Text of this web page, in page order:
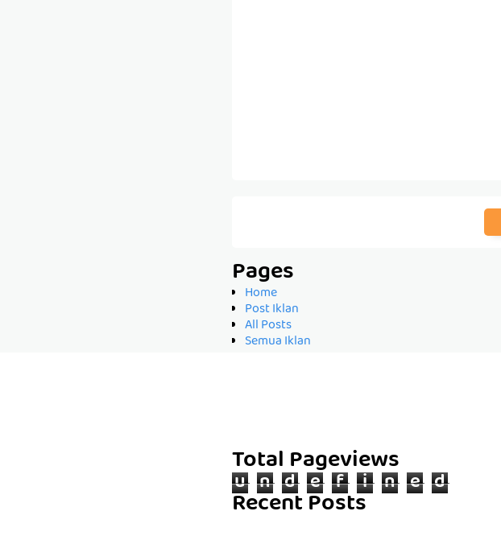
Pages
Home
Post Iklan
All Posts
Semua Iklan
Total Pageviews
u n d e f i n e d
Recent Posts